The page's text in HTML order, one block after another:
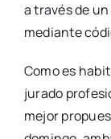
a tra­vés de
median­te
Como es
jura­do
mejor